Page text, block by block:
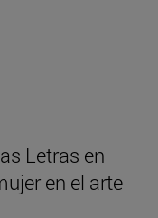
Letras en
en el arte